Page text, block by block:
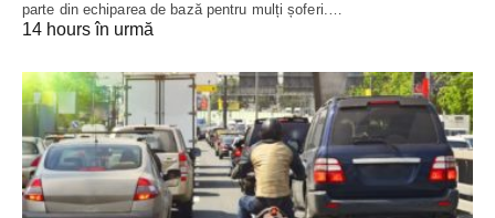
parte din echiparea de bază pentru mulți șoferi.…
14 hours în urmă